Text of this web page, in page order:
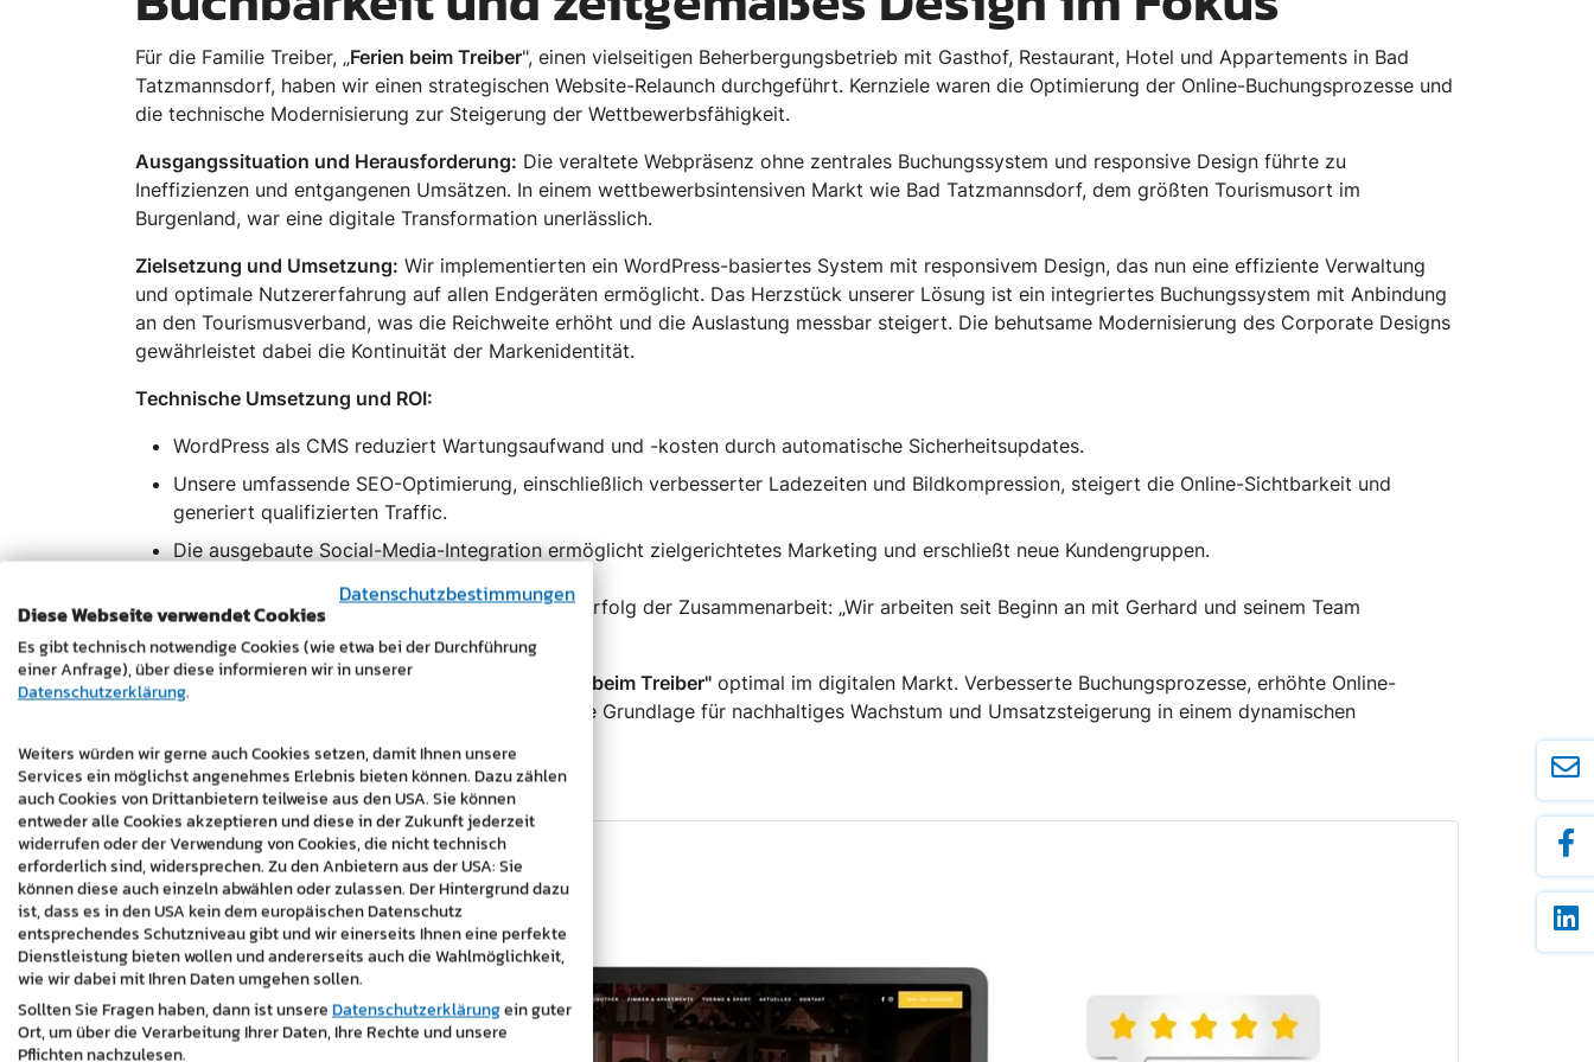
Für die Familie Treiber, „Ferien beim Treiber", einen vielseitigen Beherbergungsbetrieb mit Gasthof, Restaurant, Hotel und Appartements in Bad
Tatzmannsdorf, haben wir einen strategischen Website-Relaunch durchgeführt. Kernziele waren die Optimierung der Online-Buchungsprozesse und
die technische Modernisierung zur Steigerung der Wettbewerbsfähigkeit.
Ausgangssituation und Herausforderung: Die veraltete Webpräsenz ohne zentrales Buchungssystem und responsive Design führte zu
Ineffizienzen und entgangenen Umsätzen. In einem wettbewerbsintensiven Markt wie Bad Tatzmannsdorf, dem größten Tourismusort im
Burgenland, war eine digitale Transformation unerlässlich.
Zielsetzung und Umsetzung: Wir implementierten ein WordPress-basiertes System mit responsivem Design, das nun eine effiziente Verwaltung
und optimale Nutzererfahrung auf allen Endgeräten ermöglicht. Das Herzstück unserer Lösung ist ein integriertes Buchungssystem mit Anbindung
an den Tourismusverband, was die Reichweite erhöht und die Auslastung messbar steigert. Die behutsame Modernisierung des Corporate Designs
gewährleistet dabei die Kontinuität der Markenidentität.
Technische Umsetzung und ROI:
WordPress als CMS reduziert Wartungsaufwand und -kosten durch automatische Sicherheitsupdates.
Unsere umfassende SEO-Optimierung, einschließlich verbesserter Ladezeiten und Bildkompression, steigert die Online-Sichtbarkeit und
generiert qualifizierten Traffic.
Die ausgebaute Social-Media-Integration ermöglicht zielgerichtetes Marketing und erschließt neue Kundengruppen.
Kundenstimme:Herbert Treiber Jr. bestätigt den Erfolg der Zusammenarbeit: „Wir arbeiten seit Beginn an mit Gerhard und seinem Team
zusammen und sind sehr glücklich damit. :-)"
Fazit:Unser Website-Relaunch positioniert „Ferien beim Treiber" optimal im digitalen Markt. Verbesserte Buchungsprozesse, erhöhte Online-
Sichtbarkeit und ein zeitgemäßer Auftritt bilden die Grundlage für nachhaltiges Wachstum und Umsatzsteigerung in einem dynamischen
https://www.burgenlandurlaub.at/
Datenschutzbestimmungen
Diese Webseite verwendet Cookies
Es gibt technisch notwendige Cookies (wie etwa bei der Durchführung
einer Anfrage), über diese informieren wir in unserer
Datenschutzerklärung.
Weiters würden wir gerne auch Cookies setzen, damit Ihnen unsere
Services ein möglichst angenehmes Erlebnis bieten können. Dazu zählen
auch Cookies von Drittanbietern teilweise aus den USA. Sie können
entweder alle Cookies akzeptieren und diese in der Zukunft jederzeit
widerrufen oder der Verwendung von Cookies, die nicht technisch
erforderlich sind, widersprechen. Zu den Anbietern aus der USA: Sie
können diese auch einzeln abwählen oder zulassen. Der Hintergrund dazu
ist, dass es in den USA kein dem europäischen Datenschutz
entsprechendes Schutzniveau gibt und wir einerseits Ihnen eine perfekte
Dienstleistung bieten wollen und andererseits auch die Wahlmöglichkeit,
wie wir dabei mit Ihren Daten umgehen sollen.
Sollten Sie Fragen haben, dann ist unsereDatenschutzerklärungein guter
Ort, um über die Verarbeitung Ihrer Daten, Ihre Rechte und unsere
Pflichten nachzulesen.